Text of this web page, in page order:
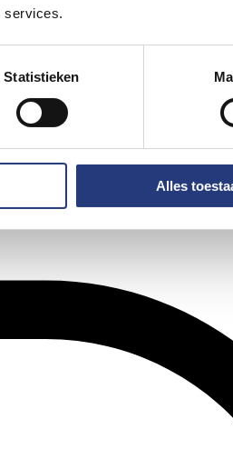
services.
Statistieken
Alles